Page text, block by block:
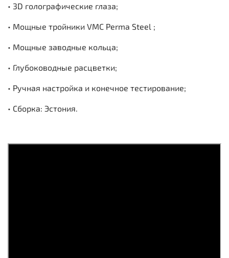
• 3D голографические глаза;
• Мощные тройники VMC Perma Steel ;
• Мощные заводные кольца;
• Глубоководные расцветки;
• Ручная настройка и конечное тестирование;
• Сборка: Эстония.